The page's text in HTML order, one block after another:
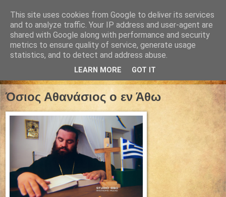
Όσιος Αθανάσιος ο εν Άθω
This site uses cookies from Google to deliver its services
and to analyze traffic. Your IP address and user-agent are
shared with Google along with performance and security
metrics to ensure quality of service, generate usage
statistics, and to detect and address abuse.
LEARN MORE GOT IT